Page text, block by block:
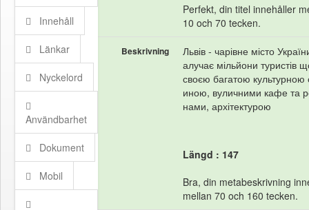
Innehåll
Länkar
Nyckelord
Användbarhet
Dokument
Mobil
Perfekt, din titel innehåller
10 och 70 tecken.
Beskrivning
Львів - чарівне місто
алучає мільйони туристів
своєю багатою
иною, вуличними кафе та
нами, архітектурою
Längd : 147
Bra, din metabeskrivning
mellan 70 och 160 tecken.